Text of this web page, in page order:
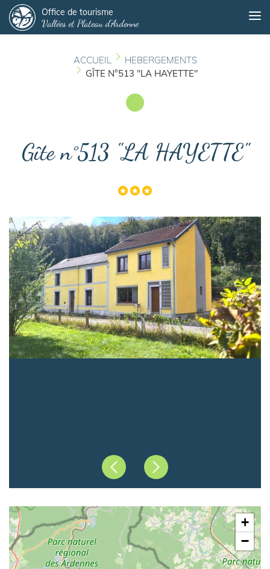
au
contenu
Office de tourisme
Vallées et Plateau d'Ardenne
ACCUEIL
HEBERGEMENTS
GÎTE N°513 "LA HAYETTE"
Gîte n°513 "LA HAYETTE"
PrécédentSuivant
+
−
Panneau de gestion des cookies